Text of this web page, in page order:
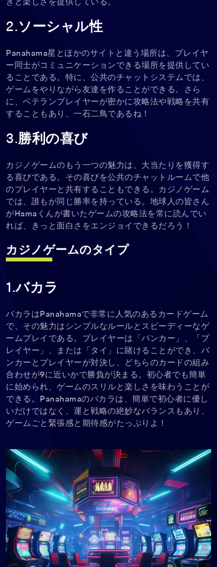
きと楽しさを提供している。
2.ソーシャル性
Panahama星とほかのサイトと違う場所は、プレイヤ
ー同士がコミュニケーションできる場所を提供してい
ることである。特に、公共のチャットシステムでは、
ゲームをやりながら友達を作ることができる。さら
に、ベテランプレイヤーが密かに攻略法や戦略を共有
することもあり、一石二鳥であるね！
3.勝利の喜び
カジノゲームのもう一つの魅力は、大当たりを獲得す
る喜びである。その喜びを公共のチャットルームで他
のプレイヤーと共有することもできる。カジノゲーム
では、誰もが同じ勝率を持っている。地球人の皆さん
がHamaくんが書いたゲームの攻略法を常に読んでい
れば、きっと面白さをエンジョイできるだろう！
カジノゲームのタイプ
1.バカラ
バカラはPanahamaで非常に人気のあるカードゲーム
で、その魅力はシンプルなルールとスピーディーなゲ
ームプレイである。プレイヤーは「バンカー」、「プ
レイヤー」、または「タイ」に賭けることができ、バ
ンカーとプレイヤーが対決し、どちらのカードの組み
合わせが9に近いかで勝負が決まる。初心者でも簡単
に始められ、ゲームのスリルと楽しさを味わうことが
できる。Panahamaのバカラは、簡単で初心者に優し
いだけではなく、運と戦略の絶妙なバランスもあり、
ゲームごと緊張感と期待感がたっぷりよ！